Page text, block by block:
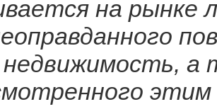
на рынке
недвижимость, а
этим